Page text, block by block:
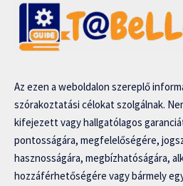
Az ezen a weboldalon szereplő
szórakoztatási célokat szolgálnak.
kifejezett vagy hallgatólagos
pontosságára, megfelelőségére,
hasznosságára, megbízhatóságára,
hozzáférhetőségére vagy bármely